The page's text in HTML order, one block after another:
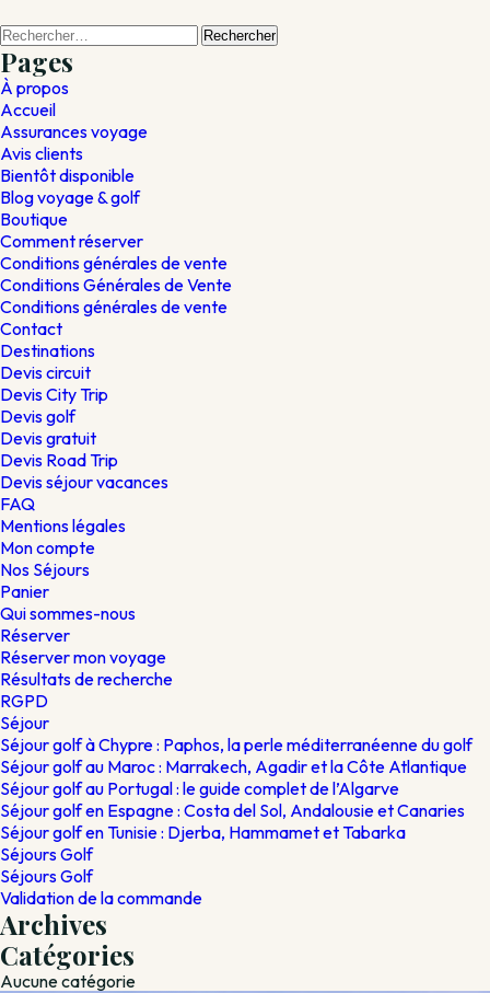
Rechercher :
Pages
À propos
Accueil
Assurances voyage
Avis clients
Bientôt disponible
Blog voyage & golf
Boutique
Comment réserver
Conditions générales de vente
Conditions Générales de Vente
Conditions générales de vente
Contact
Destinations
Devis circuit
Devis City Trip
Devis golf
Devis gratuit
Devis Road Trip
Devis séjour vacances
FAQ
Mentions légales
Mon compte
Nos Séjours
Panier
Qui sommes-nous
Réserver
Réserver mon voyage
Résultats de recherche
RGPD
Séjour
Séjour golf à Chypre : Paphos, la perle méditerranéenne du golf
Séjour golf au Maroc : Marrakech, Agadir et la Côte Atlantique
Séjour golf au Portugal : le guide complet de l’Algarve
Séjour golf en Espagne : Costa del Sol, Andalousie et Canaries
Séjour golf en Tunisie : Djerba, Hammamet et Tabarka
Séjours Golf
Séjours Golf
Validation de la commande
Archives
Catégories
Aucune catégorie